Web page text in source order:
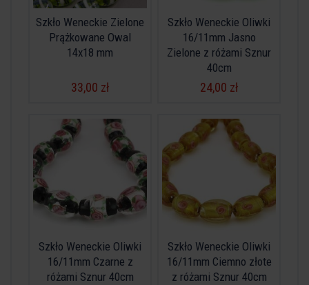
Szkło Weneckie Zielone
Prążkowane Owal
14x18 mm
33,00 zł
Szkło Weneckie Oliwki
16/11mm Jasno
Zielone z różami Sznur
40cm
24,00 zł
Szkło Weneckie Oliwki
16/11mm Czarne z
różami Sznur 40cm
Szkło Weneckie Oliwki
16/11mm Ciemno złote
z różami Sznur 40cm